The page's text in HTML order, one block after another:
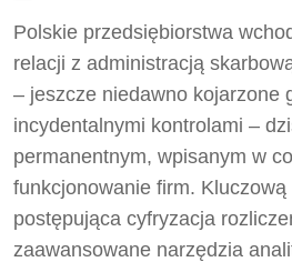
Polskie przedsiębiorstwa
relacji z administracją
– jeszcze niedawno kojarzone
incydentalnymi kontrolami –
permanentnym, wpisanym w
funkcjonowanie firm.
postępująca cyfryzacja
zaawansowane narzędzia